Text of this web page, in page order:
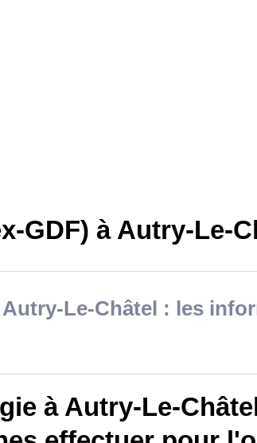
GDF) à Autry-Le-
Autry-Le-Châtel : les
à Autry-Le-